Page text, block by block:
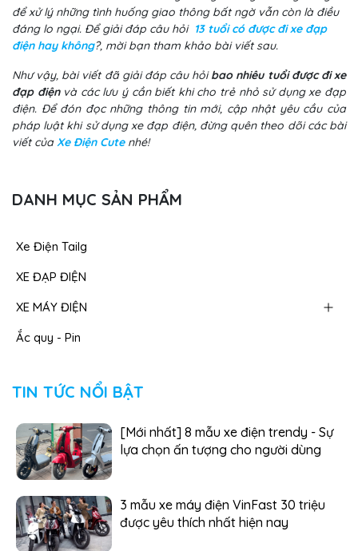
để xử lý những tình huống giao thông bất ngờ vẫn còn là điều
đáng lo ngại. Để giải đáp câu hỏi 13 tuổi có được đi xe đạp
điện hay không?, mời bạn tham khảo bài viết sau.
Như vậy, bài viết đã giải đáp câu hỏibao nhiêu tuổi được đi xe
đạp điệnvà các lưu ý cần biết khi cho trẻ nhỏ sử dụng xe đạp
điện. Để đón đọc những thông tin mới, cập nhật yêu cầu của
pháp luật khi sử dụng xe đạp điện, đừng quên theo dõi các bài
viết củaXe Điện Cutenhé!
DANH MỤC SẢN PHẨM
Xe Điện Tailg
XE ĐẠP ĐIỆN
XE MÁY ĐIỆN
Ắc quy - Pin
TIN TỨC NỔI BẬT
[Mới nhất] 8 mẫu xe điện trendy - Sự
lựa chọn ấn tượng cho người dùng
3 mẫu xe máy điện VinFast 30 triệu
được yêu thích nhất hiện nay